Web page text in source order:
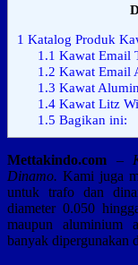
1 Katalog Produk
1.1 Kawat Email
1.2 Kawat Email
1.3 Kawat
1.4Kawat Litz
1.5 Bagikan ini:
Mettakindo.com –
Dinamo. Kami juga
untuk trafo dan
diameter 0.050
maupun aluminium
banyak dipergunakan